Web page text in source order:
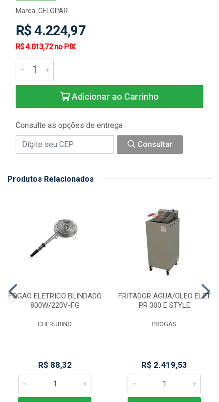
Marca: GELOPAR
R$ 4.224,97
R$ 4.013,72 no PIX
Adicionar ao Carrinho
Consulte as opções de entrega
Consultar
Produtos Relacionados
FOGAO ELETRICO BLINDADO
800W/220V-FG
CHERUBINO
R$ 88,32
FRITADOR AGUA/OLEO ELET
PR 300 E STYLE
PROGÁS
R$ 2.419,53